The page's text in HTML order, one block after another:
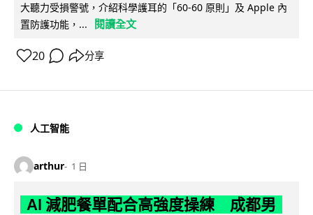
大聽力受損警號，介紹科學護耳的「60-60 原則」及 Apple 內
置防護功能，...
閱讀全文
20 分享
人工智能
arthur 1 日
AI 減肥餐單配合高強度操練 成都男